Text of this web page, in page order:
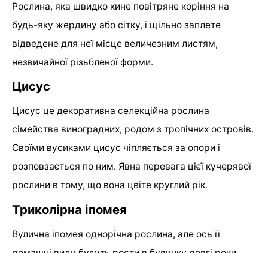
Рослина, яка швидко кине повітряне коріння на
будь-яку жердину або сітку, і щільно заплете
відведене для неї місце величезним листям,
незвичайної різьбленої форми.
Цисус
Цисус це декоративна селекційна рослина
сімейства виноградних, родом з тропічних островів.
Своїми вусиками цисус чіпляється за опори і
розповзається по ним. Явна перевага цієї кучерявої
рослини в тому, що вона цвіте круглий рік.
Триколірна іпомея
Вулична іпомея однорічна рослина, але ось її